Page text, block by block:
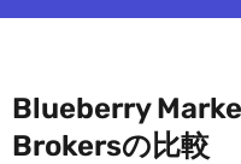
Blueberry
Brokersの比較